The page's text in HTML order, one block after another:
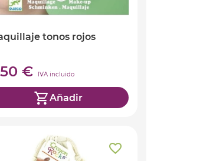
tonos rojos
€ IVA incluido
Añadir